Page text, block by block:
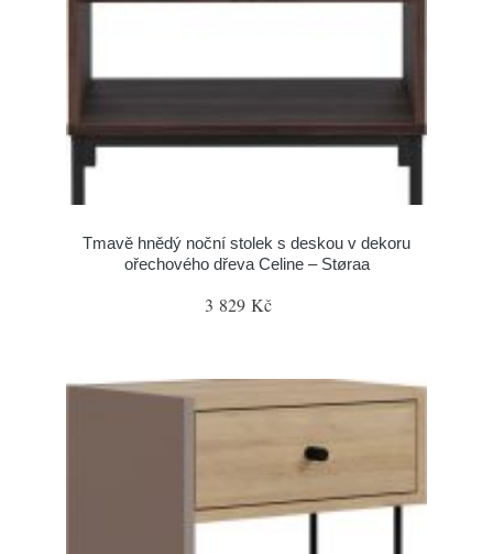
Tmavě hnědý noční stolek s deskou v dekoru
ořechového dřeva Celine – Støraa
3 829 Kč